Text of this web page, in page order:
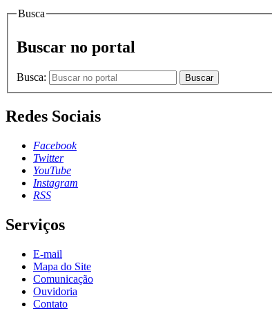
Busca
Buscar no portal
Busca: Buscar
Redes Sociais
Facebook
Twitter
YouTube
Instagram
RSS
Serviços
E-mail
Mapa do Site
Comunicação
Ouvidoria
Contato